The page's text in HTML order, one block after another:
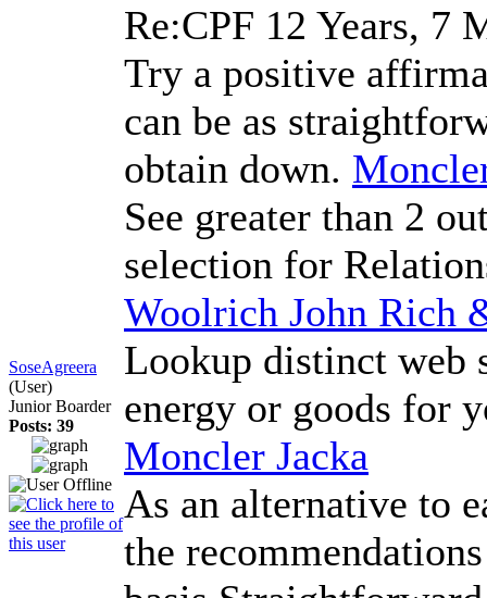
SoseAgreera
(User)
Junior Boarder
Posts: 39
Re:CPF 12 Years, 7
Try a positive
can be as
obtain down.
See greater than 2
selection for
Woolrich John Rich
Lookup distinct web
energy or goods for
Moncler Jacka
As an alternative to
the